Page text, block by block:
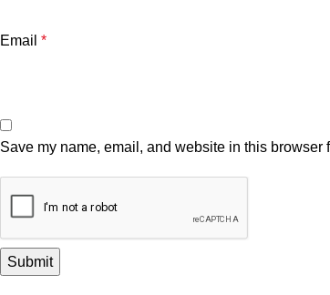
Email *
Save my name, email, and website in this browser